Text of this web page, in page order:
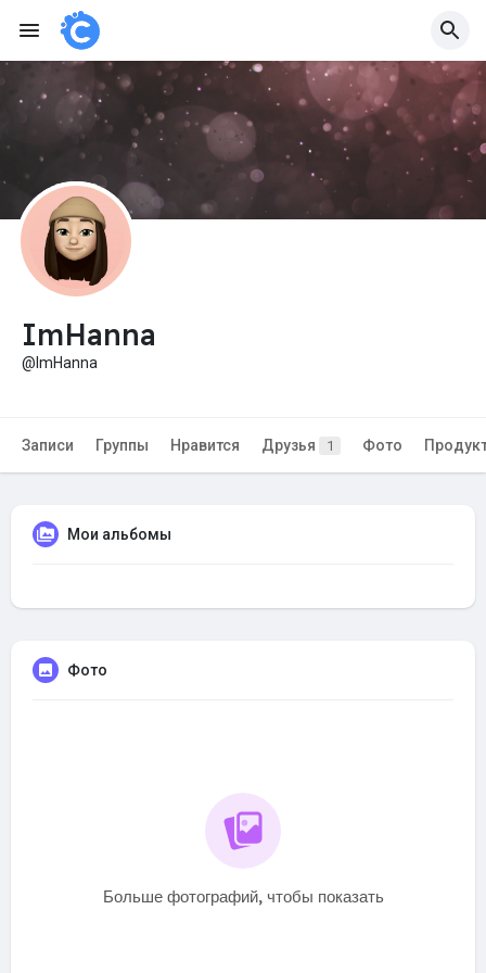
ImHanna
@ImHanna
Записи Группы Нравится Друзья 1 Фото
Мои альбомы
Фото
Больше фотографий, чтобы показать